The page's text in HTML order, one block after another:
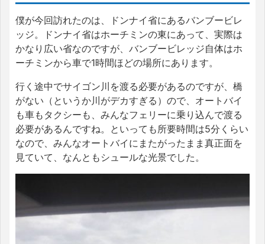
僕が今回訪れたのは、ドンナイ省にあるバンブービレ
ッジ。ドンナイ省はホーチミンの東にあって、実際は
かなり広い省なのですが、バンブービレッジ自体はホ
ーチミンから車で1時間ほどの場所にあります。
行く途中でサイゴン川を渡る必要があるのですが、橋
がない（というか川がデカすぎる）ので、オートバイ
も車もタクシーも、みんなフェリーに乗り込んで渡る
必要があるんですね。といっても所要時間は5分くらい
なので、みんなオートバイにまたがったまま真正面を
見ていて、なんともシュールな光景でした。